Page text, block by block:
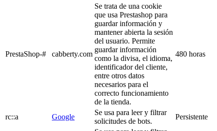
PrestaShop-# cabberty.com
Se trata de una cookie
que usa Prestashop para
guardar información y
mantener abierta la sesión
del usuario. Permite
guardar información
como la divisa, el idioma,
identificador del cliente,
entre otros datos
necesarios para el
correcto funcionamiento
de la tienda.
480 horas
rc::a Google
Se usa para leer y filtrar
solicitudes de bots.
Persistente